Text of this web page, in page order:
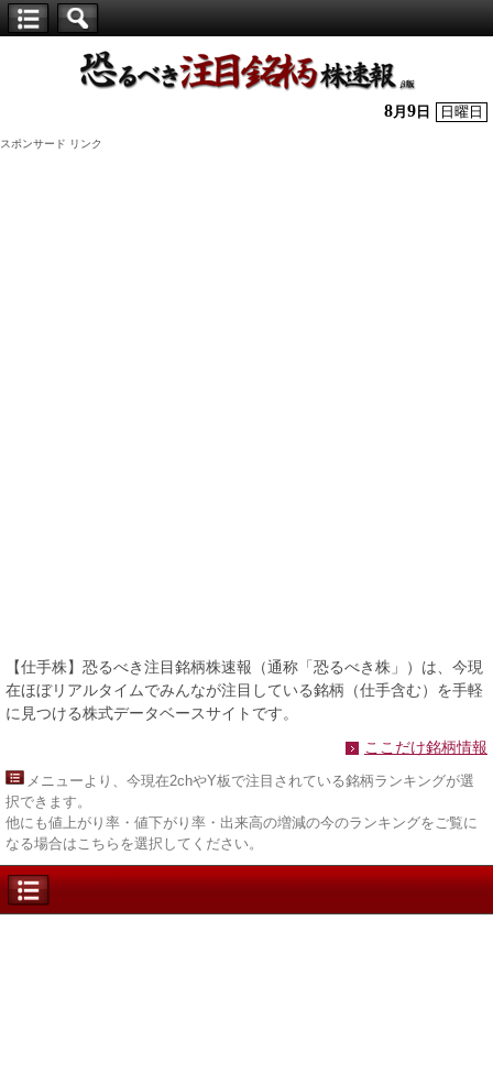
株】
8月 9 日 日曜日
スポンサード リンク
【仕手株】恐るべき注目銘柄株速報（通称「恐るべき株」）は、今現
在ほぼリアルタイムでみんなが注目している銘柄（仕手含む）を手軽
に見つける株式データベースサイトです。
ここだけ銘柄情報
メニューより、今現在2chやY板で注目されている銘柄ランキングが選
択できます。
他にも値上がり率・値下がり率・出来高の増減の今のランキングをご覧に
なる場合はこちらを選択してください。